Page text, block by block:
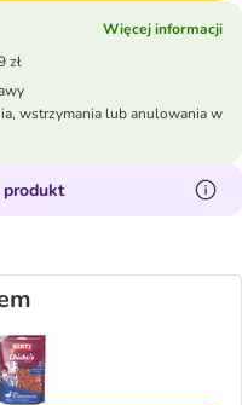
Więcej informacji
zł
wstrzymania lub anulowania w
produkt